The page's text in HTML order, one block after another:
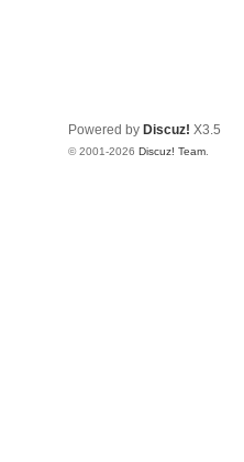
Powered by Discuz! X3.5
© 2001-2026 Discuz! Team